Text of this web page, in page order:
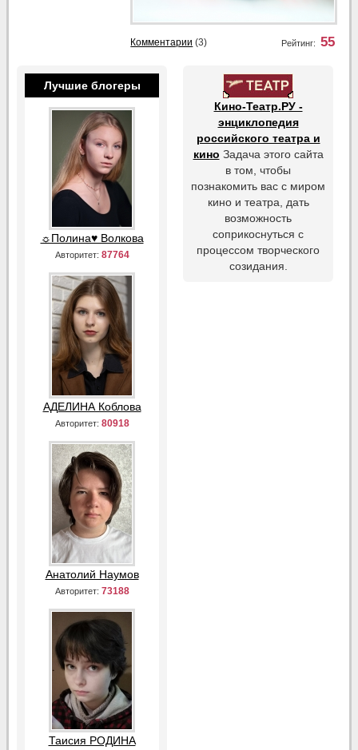
Комментарии (3) Рейтинг: 55
Лучшие блогеры
☼Полина♥ Волкова
Авторитет: 87764
АДЕЛИНА Коблова
Авторитет: 80918
Анатолий Наумов
Авторитет: 73188
Таисия РОДИНА
Кино-Театр.РУ -
энциклопедия
российского театра и
кино Задача этого сайта
в том, чтобы
познакомить вас с миром
кино и театра, дать
возможность
соприкоснуться с
процессом творческого
созидания.